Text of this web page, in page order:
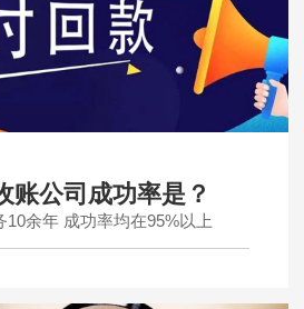
账公司成功率是？
10余年 成功率均在95%以上